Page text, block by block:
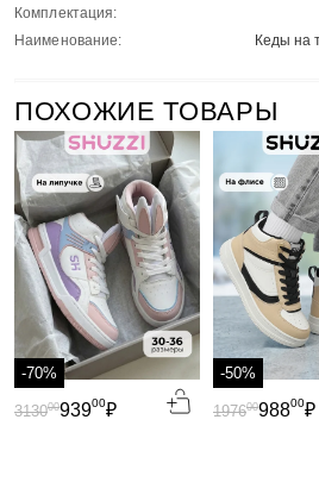
Комплектация:
Наименование:
Кеды на
ПОХОЖИЕ ТОВАРЫ
-70%
93900₽
313000
-50%
98800₽
197600